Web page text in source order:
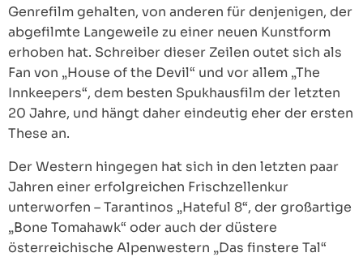
Genrefilm gehalten, von anderen für denjenigen, der
abgefilmte Langeweile zu einer neuen Kunstform
erhoben hat. Schreiber dieser Zeilen outet sich als
Fan von „House of the Devil“ und vor allem „The
Innkeepers“, dem besten Spukhausfilm der letzten
20 Jahre, und hängt daher eindeutig eher der ersten
These an.
Der Western hingegen hat sich in den letzten paar
Jahren einer erfolgreichen Frischzellenkur
unterworfen – Tarantinos „Hateful 8“, der großartige
„Bone Tomahawk“ oder auch der düstere
österreichische Alpenwestern „Das finstere Tal“